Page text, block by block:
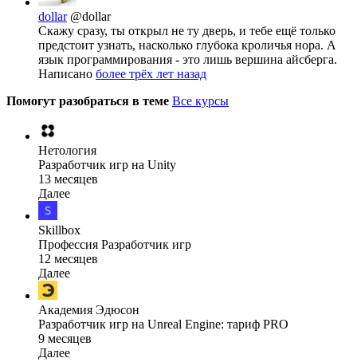
dollar @dollar
Скажу сразу, ты открыл не ту дверь, и тебе ещё только
предстоит узнать, насколько глубока кроличья нора. А
язык программирования - это лишь вершина айсберга.
Написано более трёх лет назад
Помогут разобраться в теме Все курсы
Нетология
Разработчик игр на Unity
13 месяцев
Далее
Skillbox
Профессия Разработчик игр
12 месяцев
Далее
Академия Эдюсон
Разработчик игр на Unreal Engine: тариф PRO
9 месяцев
Далее